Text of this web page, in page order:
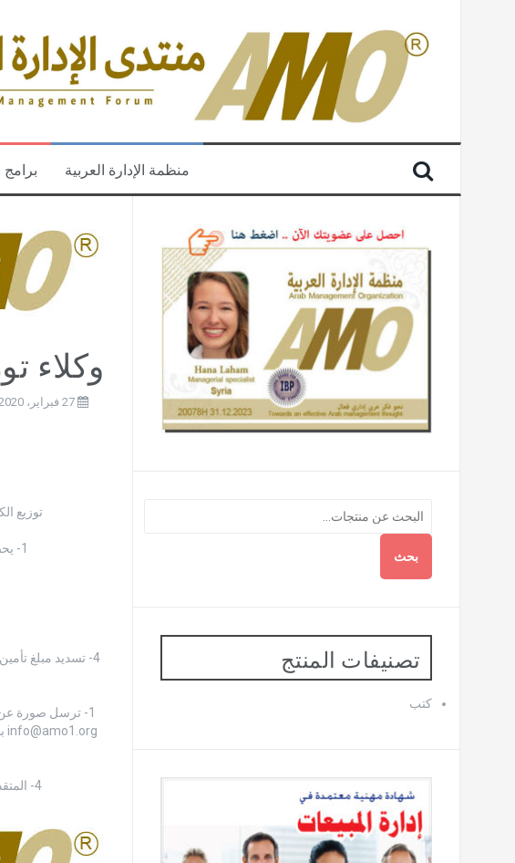
برامج منظمة الإدارة العربية
وكلاء
27 فبراير، 2020
توزيع
1- يحصل الوكيل على نسبة 75% من سعر البيع الافرادي، يتحمل ضمنها تكاليف الشحن لعنوانه/ عنوان موقع الطالب
1- ترسل صورة عن الطلبات الثلاث الأولى في البند اعلاه عبر الواتس على الرقم 00905522032821 أو الإيميل
info@amo1.org
4- المتقدم الذي تم قبول طلبه ولم يكمل مبلغ التأمين يفقد حقه باستعادة رسم الطلب بعد 15 يوم من ارسال الموافقة له.
بحث
تصنيفات المنتج
كتب